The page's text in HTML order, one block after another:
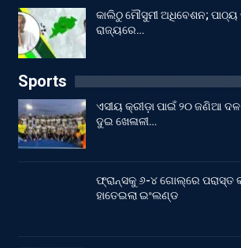
କାଲିଠୁ ମୌସୁମୀ ଅଧିବେଶନ;
ରାଜ୍ୟରେ…
Sports
ଏସୀୟ କ୍ରୀଡ଼ା ପାଇଁ ୨୦ ଜଣିଆ
ଦୁଇ ଖେଳାଳୀ…
ଫ୍ରାନ୍ସକୁ ୬-୪ ଗୋଲ୍‌ରେ
ହାତେଇଲା ଇଂଲଣ୍ଡ